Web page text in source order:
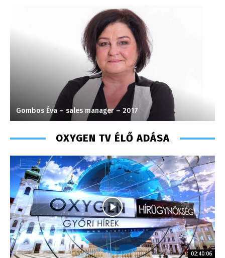
Gombos Éva – sales manager – 2017
OXYGEN TV ÉLŐ ADÁSA
02:40:06